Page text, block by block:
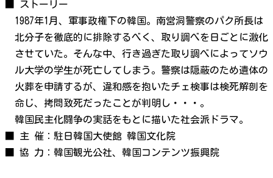
■ ストーリー
1987年1月、軍事政権下の韓国。南営洞警察のパク所長は
北分子を徹底的に排除するべく、取り調べを日ごとに激化
させていた。そんな中、行き過ぎた取り調べによってソウ
ル大学の学生が死亡してしまう。警察は隠蔽のため遺体の
火葬を申請するが、違和感を抱いたチェ検事は検死解剖を
命じ、拷問致死だったことが判明し・・・。
韓国民主化闘争の実話をもとに描いた社会派ドラマ。
■ 主 催：駐日韓国大使館 韓国文化院
■ 協 力：韓国観光公社、韓国コンテンツ振興院